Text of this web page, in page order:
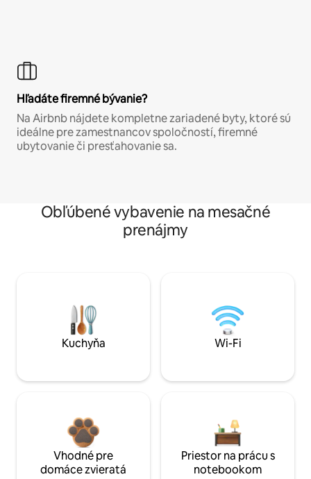
Hľadáte firemné bývanie?
Na Airbnb nájdete kompletne zariadené byty, ktoré sú
ideálne pre zamestnancov spoločností, firemné
ubytovanie či presťahovanie sa.
Obľúbené vybavenie na mesačné
prenájmy
Kuchyňa Wi-Fi
Vhodné pre
domáce zvieratá
Priestor na prácu s
notebookom